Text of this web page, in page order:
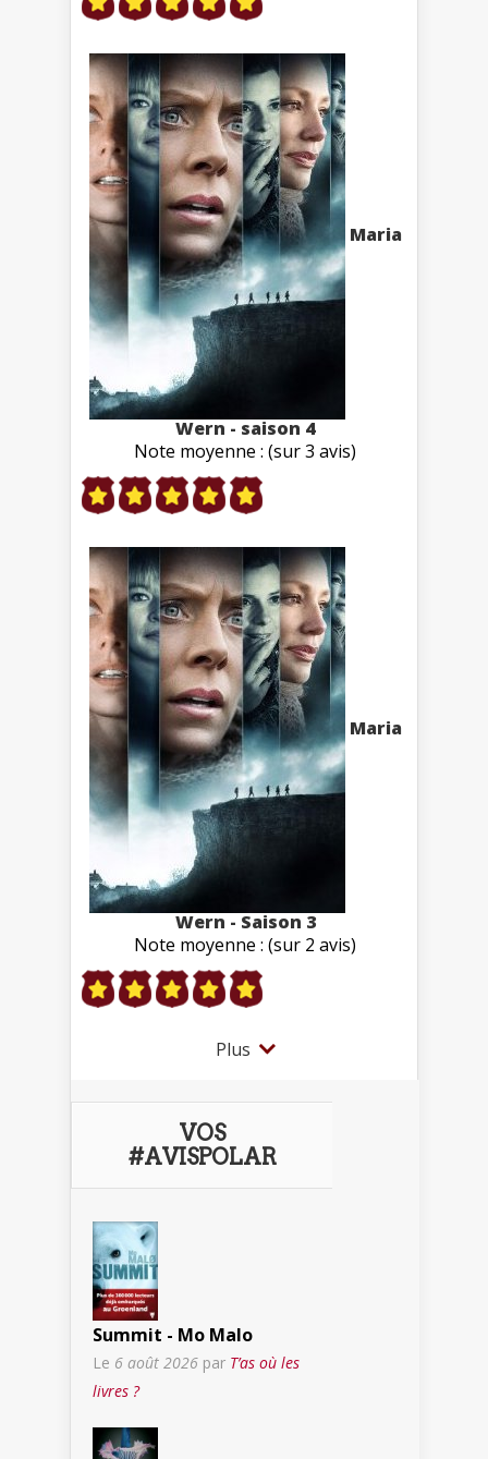
Maria
Wern - saison 4
Note moyenne : (sur 3 avis)
Maria
Wern - Saison 3
Note moyenne : (sur 2 avis)
Plus
VOS
#AVISPOLAR
Summit - Mo Malo
Le 6 août 2026 par T’as où les
livres ?